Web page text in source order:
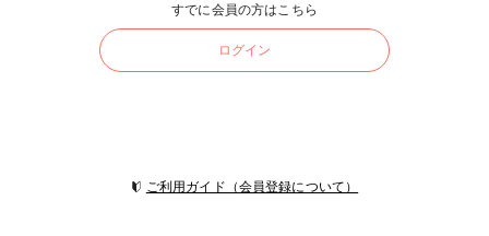
すでに会員の方はこちら
ログイン
ご利用ガイド（会員登録について）